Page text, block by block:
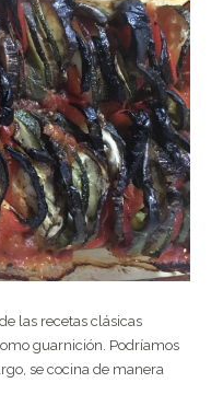
las recetas clásicas
guarnición. Podríamos
se cocina de manera